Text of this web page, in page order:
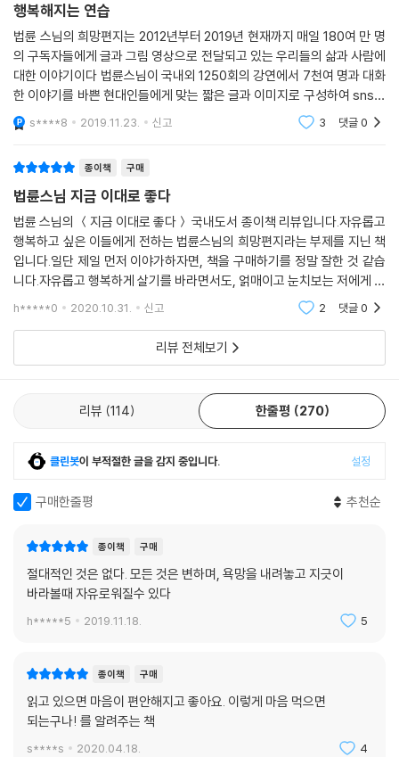
행복해지는 연습
법륜 스님의 희망편지는 2012년부터 2019년 현재까지 매일 180여 만 명
의 구독자들에게 글과 그림 영상으로 전달되고 있는 우리들의 삶과 사람에
대한 이야기이다 법륜스님이 국내외 1250회의 강연에서 7천여 명과 대화
한 이야기를 바쁜 현대인들에게 맞는 짧은 글과 이미지로 구성하여 sns채
널에 발행해 왔따 이 가운데 대중들의 높은 조회와 높은 공감을 받은 알찬
내용들만 모아 책으
s****8 2019.11.23. 신고 3 댓글0
종이책 구매
법륜스님 지금 이대로 좋다
법륜 스님의 ＜지금 이대로 좋다＞ 국내도서 종이책 리뷰입니다.자유롭고
행복하고 싶은 이들에게 전하는 법륜스님의 희망편지라는 부제를 지닌 책
입니다.일단 제일 먼저 이야가하자면, 책을 구매하기를 정말 잘한 것 같습
니다.자유롭고 행복하게 살기를 바라면서도, 얽매이고 눈치보는 저에게 도
움이 많이 되었기 때문입니다.글도 넘넘 좋고, 한구절 한구절이 마음 속에
h*****0 2020.10.31. 신고 2 댓글0
리뷰 전체보기
리뷰 114 한줄평 270
클린봇이 부적절한 글을 감지 중입니다. 설정
구매한줄평 추천순
종이책 구매
절대적인 것은 없다. 모든 것은 변하며, 욕망을 내려놓고 지긋이
바라볼때 자유로워질수 있다
h*****5 2019.11.18. 5
종이책 구매
읽고 있으면 마음이 편안해지고 좋아요. 이렇게 마음 먹으면
되는구나! 를 알려주는 책
s****s 2020.04.18. 4